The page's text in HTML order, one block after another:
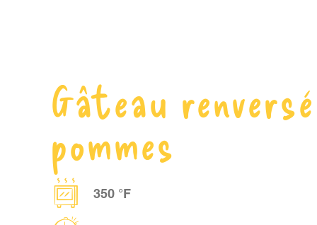
Gâteau
pommes
350 °F